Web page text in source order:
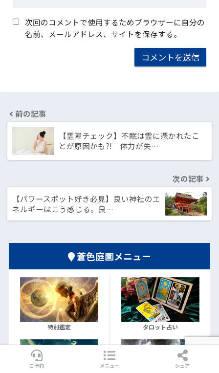
次回のコメントで使用するためブラウザーに自分の
名前、メールアドレス、サイトを保存する。
前の記事
【霊障チェック】不眠は霊に憑かれたこ
とが原因かも?! 体力が失…
次の記事
【パワースポット好き必見】良い神社のエ
ネルギーはこう感じる。良…
蒼色庭園メニュー
特別鑑定 タロット占い
ご予約 メニュー シェア